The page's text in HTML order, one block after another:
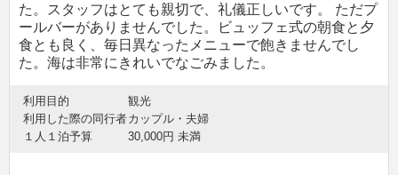
た。スタッフはとても親切で、礼儀正しいです。 ただプ
ールバーがありませんでした。ビュッフェ式の朝食と夕
食とも良く、毎日異なったメニューで飽きませんでし
た。海は非常にきれいでなごみました。
利用目的
観光
利用した際の同行者カップル・夫婦
１人１泊予算
30,000円 未満